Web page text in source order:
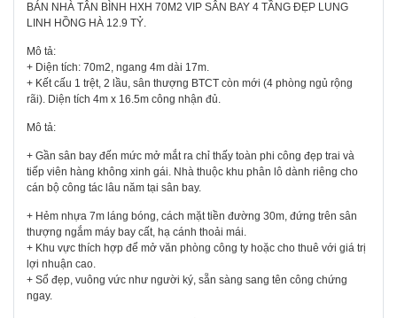
BÁN NHÀ TÂN BÌNH HXH 70M2 VIP SÂN BAY 4 TẦNG ĐẸP LUNG
LINH HỒNG HÀ 12.9 TỶ.
Mô tả:
+ Diện tích: 70m2, ngang 4m dài 17m.
+ Kết cấu 1 trệt, 2 lầu, sân thượng BTCT còn mới (4 phòng ngủ rộng
rãi). Diện tích 4m x 16.5m công nhận đủ.
Mô tả:
+ Gần sân bay đến mức mở mắt ra chỉ thấy toàn phi công đẹp trai và
tiếp viên hàng không xinh gái. Nhà thuộc khu phân lô dành riêng cho
cán bộ công tác lâu năm tại sân bay.
+ Hẻm nhựa 7m láng bóng, cách mặt tiền đường 30m, đứng trên sân
thượng ngắm máy bay cất, hạ cánh thoải mái.
+ Khu vực thích hợp để mở văn phòng công ty hoặc cho thuê với giá trị
lợi nhuận cao.
+ Sổ đẹp, vuông vức như người ký, sẵn sàng sang tên công chứng
ngay.